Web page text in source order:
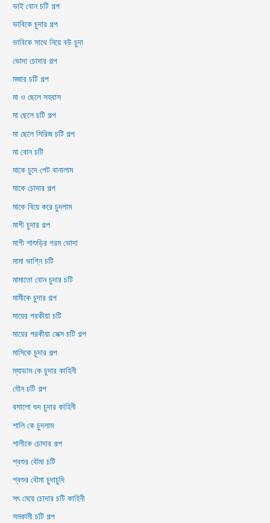
ভাই বোন চটি গল্প
ভাবিকে চুদার গল্প
ভাবিকে সাথে নিয়ে বউ চুদা
ভোদা চোদার গল্প
মজার চটি গল্প
মা ও ছেলে সহবাস
মা ছেলে চটি গল্প
মা ছেলে সিরিজ চটি গল্প
মা বোন চটি
মাকে চুদে পেট বানালাম
মাকে চোদার গল্প
মাকে বিয়ে করে চুদলাম
মাগী চুদার গল্প
মাগী শাশুড়ির গরম ভোদা
মামা ভাগ্নি চটি
মামাতো বোন চুদার চটি
মামীকে চুদার গল্প
মায়ের পরকীয়া চটি
মায়ের পরকীয়া সেক্স চটি গল্প
মাসিকে চুদার গল্প
ম্যাডাম কে চুদার কাহিনী
যৌন চটি গল্প
রসালো গুদ চুদার কাহিনী
শালি কে চুদলাম
শালীকে চোদার গল্প
শ্বশুর বৌমা চটি
শ্বশুর বৌমা চুদাচুদি
সৎ মেয়ে চোদার চটি কাহিনী
সমকামী চটি গল্প